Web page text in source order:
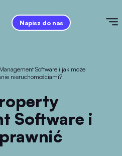
Napisz do nas
nieruchomościami?
Software i